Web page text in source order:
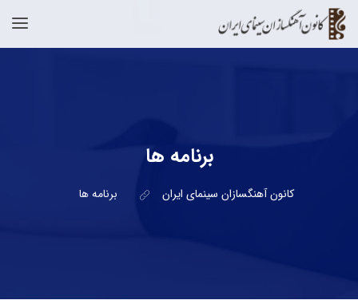
برنامه ها
کانون آهنگسازان سینمای ایران برنامه ها